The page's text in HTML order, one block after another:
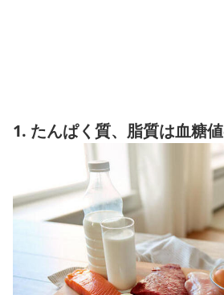
1. たんぱく質、脂質は血糖